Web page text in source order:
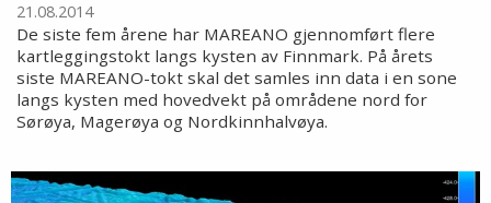
21.08.2014
De siste fem årene har MAREANO gjennomført flere
kartleggingstokt langs kysten av Finnmark. På årets
siste MAREANO-tokt skal det samles inn data i en sone
langs kysten med hovedvekt på områdene nord for
Sørøya, Magerøya og Nordkinnhalvøya.